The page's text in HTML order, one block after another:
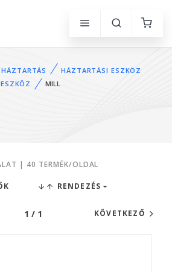
HÁZTARTÁS
HÁZTARTÁSI ESZKÖZ
MILL
| 40 TERMÉK/OLDAL
RENDEZÉS
1 / 1 KÖVETKEZŐ